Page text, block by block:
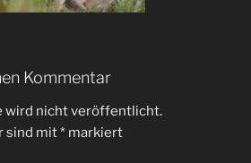
Kommentar
wird nicht veröffentlicht.
sind mit* markiert